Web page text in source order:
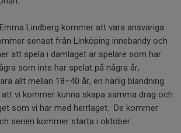
Lindberg kommer att vara ansvariga
senast från Linköping innebandy och
att spela i damlaget är spelare som har
som inte har spelat på några år,
allt mellan 18–40 år, en härlig blandning.
vi kommer kunna skapa samma drag och
som vi har med herrlaget. De kommer
serien kommer starta i oktober.